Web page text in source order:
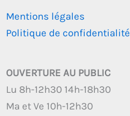
Mentions légales
Politique de confidentialité
OUVERTURE AU PUBLIC
Lu 8h-12h30 14h-18h30
Ma et Ve 10h-12h30